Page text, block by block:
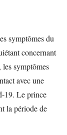
symptômes du
concernant
les symptômes
avec une
19. Le prince
la période de